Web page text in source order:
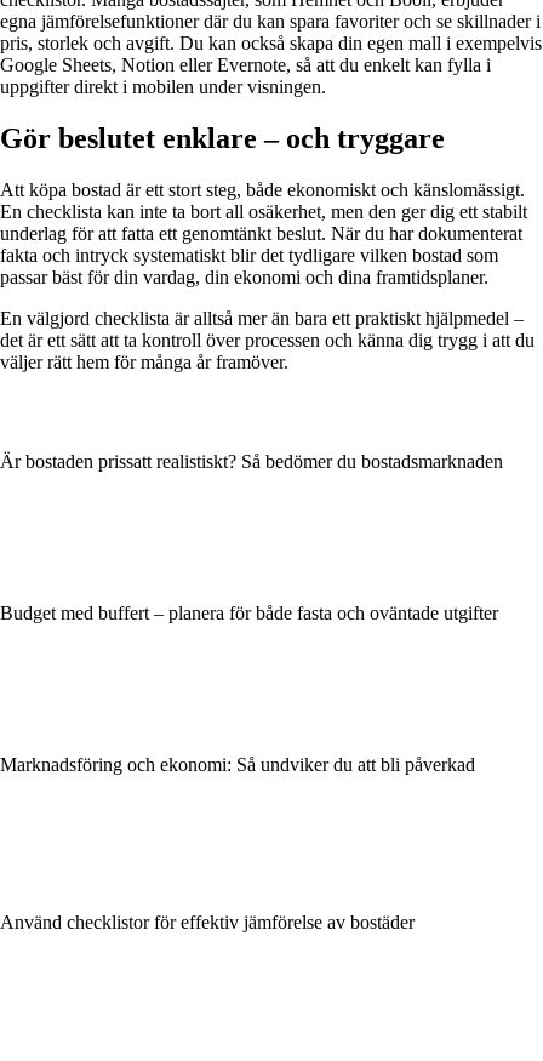
egna jämförelsefunktioner där du kan spara favoriter och se skillnader i
pris, storlek och avgift. Du kan också skapa din egen mall i exempelvis
Google Sheets, Notion eller Evernote, så att du enkelt kan fylla i
uppgifter direkt i mobilen under visningen.
Gör beslutet enklare – och tryggare
Att köpa bostad är ett stort steg, både ekonomiskt och känslomässigt.
En checklista kan inte ta bort all osäkerhet, men den ger dig ett stabilt
underlag för att fatta ett genomtänkt beslut. När du har dokumenterat
fakta och intryck systematiskt blir det tydligare vilken bostad som
passar bäst för din vardag, din ekonomi och dina framtidsplaner.
En välgjord checklista är alltså mer än bara ett praktiskt hjälpmedel –
det är ett sätt att ta kontroll över processen och känna dig trygg i att du
väljer rätt hem för många år framöver.
Är bostaden prissatt realistiskt? Så bedömer du bostadsmarknaden
Budget med buffert – planera för både fasta och oväntade utgifter
Marknadsföring och ekonomi: Så undviker du att bli påverkad
Använd checklistor för effektiv jämförelse av bostäder